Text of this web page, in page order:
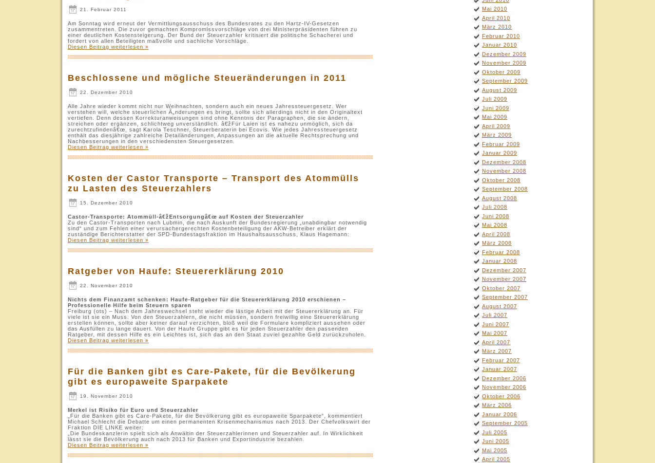
21. Februar 2011
Am Sonntag wird erneut der Vermittlungsausschuss des Bundesrates zu den Hartz-IV-Gesetzen
zusammentreten. Die zuvor gemachten Kompromissvorschläge von drei Ministerpräsidenten führen zu
einer deutlichen Kostensteigerung. Der Bund der Steuerzahler kritisiert die politische Schacherei und
fordert von allen Beteiligten maßvolle und sachliche Vorschläge.
Diesen Beitrag weiterlesen »
Beschlossene und mögliche Steueränderungen in 2011
22. Dezember 2010
Alle Jahre wieder kommt nicht nur Weihnachten, sondern auch ein neues Jahressteuergesetz. Wer
verstehen will, welche steuerlichen Ã„nderungen es bringt, sollte sich allerdings nicht in den Originaltext
vertiefen. Denn dessen Korrekturanweisungen sind ohne Kenntnis der Paragraphen, die sie ändern,
streichen oder ergänzen, schlichtweg unverständlich. â€žFür Laien ist es nahezu unmöglich, sich da
zurechtzufindenâ€œ, sagt Karola Teschner, Steuerberaterin bei Ecovis. Wie jedes Jahressteuergesetz
enthält das diesjährige zahlreiche Detailänderungen, Anpassungen an die aktuelle Rechtsprechung und
Nachbesserungen in den verschiedensten Steuergesetzen.
Diesen Beitrag weiterlesen »
Kosten der Castor Transporte – Transport des Atommülls
zu Lasten des Steuerzahlers
15. Dezember 2010
Castor-Transporte: Atommüll-â€žEntsorgungâ€œ auf Kosten der Steuerzahler
Zu den Castor-Transporten nach Lubmin, die nach Auskunft der Bundesregierung „unabdingbar notwendig
sind“ und zum Fehlen einer verursachergerechten Kostenbeteiligung der AKW-Betreiber erklärt der
zuständige Berichterstatter der SPD-Bundestagsfraktion im Haushaltsausschuss, Klaus Hagemann:
Diesen Beitrag weiterlesen »
Ratgeber von Haufe: Steuererklärung 2010
22. November 2010
Nichts dem Finanzamt schenken: Haufe-Ratgeber für die Steuererklärung 2010 erschienen –
Professionelle Hilfe beim Steuern sparen
Freiburg (ots) – Nach dem Jahreswechsel steht wieder die lästige Arbeit mit der Steuererklärung an. Für
viele ist sie ein Muss. Von den Steuerzahlern, die nicht müssen, sondern freiwillig eine Steuererklärung
erstellen können, sollte aber keiner darauf verzichten, bloß weil die Formulare kompliziert aussehen oder
das Ausfüllen zu lange dauert. Von der Haufe Gruppe gibt es für jeden Steuerzahler den passenden
Ratgeber, mit dessen Hilfe es ein Leichtes ist, sich das an den Staat zuviel gezahlte Geld zurückzuholen.
Diesen Beitrag weiterlesen »
Für die Banken gibt es Care-Pakete, für die Bevölkerung
gibt es europaweite Sparpakete
19. November 2010
Merkel ist Risiko für Euro und Steuerzahler
„Für die Banken gibt es Care-Pakete, für die Bevölkerung gibt es europaweite Sparpakete“, kommentiert
Michael Schlecht die Debatte um einen permanenten Krisenmechanismus nach 2013. Der Chefvolkswirt der
Fraktion DIE LINKE weiter:
„Die Bundeskanzlerin spielt sich als Anwältin der Steuerzahlerinnen und Steuerzahler auf. In Wirklichkeit
lässt sie die Bevölkerung auch nach 2013 für Banken und Exportindustrie bezahlen.
Diesen Beitrag weiterlesen »
Mai 2010
April 2010
März 2010
Februar 2010
Januar 2010
Dezember 2009
November 2009
Oktober 2009
September 2009
August 2009
Juli 2009
Juni 2009
Mai 2009
April 2009
März 2009
Februar 2009
Januar 2009
Dezember 2008
November 2008
Oktober 2008
September 2008
August 2008
Juli 2008
Juni 2008
Mai 2008
April 2008
März 2008
Februar 2008
Januar 2008
Dezember 2007
November 2007
Oktober 2007
September 2007
August 2007
Juli 2007
Juni 2007
Mai 2007
April 2007
März 2007
Februar 2007
Januar 2007
Dezember 2006
November 2006
Oktober 2006
März 2006
Januar 2006
September 2005
Juli 2005
Juni 2005
Mai 2005
April 2005